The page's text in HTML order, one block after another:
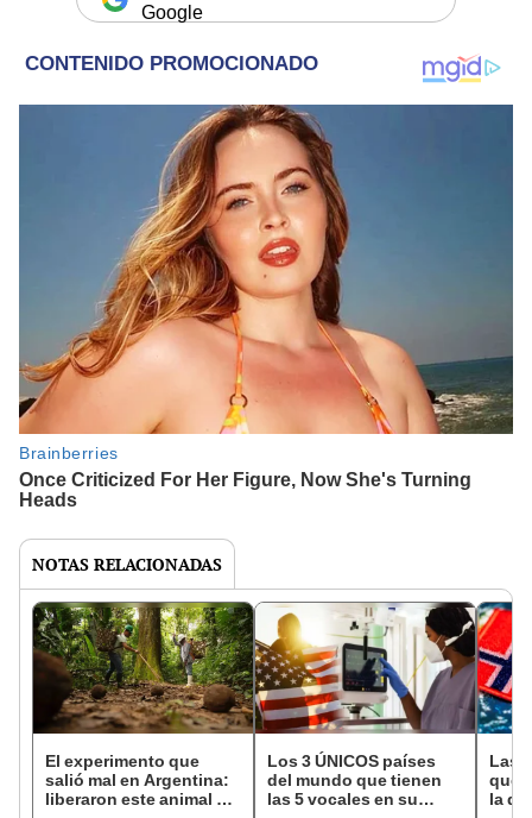
Google
NOTAS RELACIONADAS
El experimento que
salió mal en Argentina:
liberaron este animal y
Los 3 ÚNICOS países
del mundo que tienen
las 5 vocales en su
Las
que
la de